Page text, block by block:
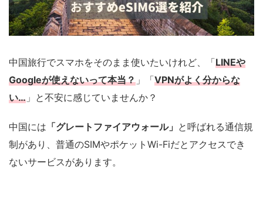
中国旅行でスマホをそのまま使いたいけれど、「LINEや
Googleが使えないって本当？ 」「VPNがよく分からな
い… 」と不安に感じていませんか？
中国には 「グレートファイアウォール」 と呼ばれる通信規
制があり、普通のSIMやポケットWi-Fiだとアクセスでき
ないサービスがあります。